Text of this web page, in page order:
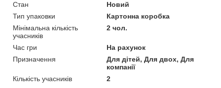
Стан
Новий
Тип упаковки
Картонна коробка
Мінімальна кількість
учасників
2 чол.
Час гри
На рахунок
Призначення
Для дітей, Для двох, Для
компанії
Кількість учасників
2